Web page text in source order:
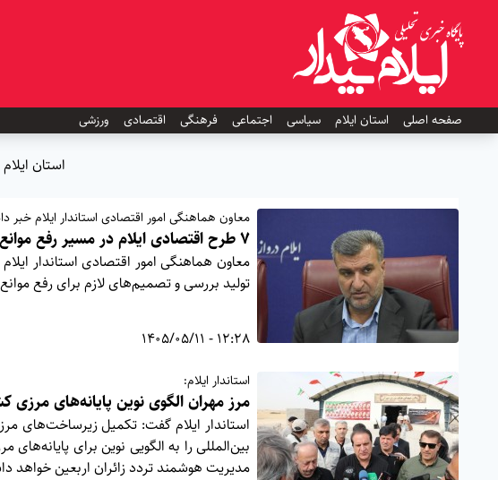
صفحه اصلی
استان ایلام سیاسی اجتماعی فرهنگی اقتصادی ورزشی
استان ایلام
معاون هماهنگی امور اقتصادی استاندار ایلام خبر
۷ طرح اقتصادی ایلام در مسیر رفع موانع
معاون هماهنگی امور اقتصادی استاندار
تولید بررسی و تصمیم‌های لازم برای رفع
12:28 - 1405/05/11
استاندار ایلام:
مرز مهران الگوی نوین پایانه‌های
استاندار ایلام گفت: تکمیل زیرساخت‌های
بین‌المللی را به الگویی نوین برای
مدیریت هوشمند تردد زائران اربعین خواهد